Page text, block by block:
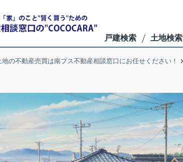
戸建検索 土地検索
の不動産売買は南プス不動産相談窓口にお任せください！